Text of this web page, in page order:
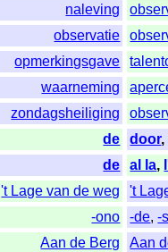
naleving
observatie
opmerkingsgave
waarneming
zondagsheiliging
de
door,
de
al la,
't Lage van de weg
't
-ono
-de,-
Aan de Berg
Aan